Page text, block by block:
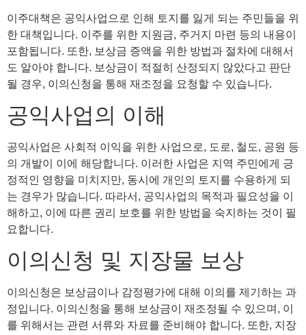
이주대책은 공익사업으로 인해 토지를 잃게 되는 주민들을 위
한 대책입니다. 이주를 위한 지원금, 주거지 마련 등의 내용이
포함됩니다. 또한, 보상금 증액을 위한 방법과 절차에 대해서
도 알아야 합니다. 보상금이 적절히 산정되지 않았다고 판단
될 경우, 이의신청을 통해 재조정을 요청할 수 있습니다.
공익사업의 이해
공익사업은 사회적 이익을 위한 사업으로, 도로, 철도, 공원 등
의 개발이 이에 해당합니다. 이러한 사업은 지역 주민에게 긍
정적인 영향을 미치지만, 동시에 개인의 토지를 수용하게 되
는 경우가 많습니다. 따라서, 공익사업의 목적과 필요성을 이
해하고, 이에 따른 권리 보호를 위한 방법을 숙지하는 것이 필
요합니다.
이의신청 및 지장물 보상
이의신청은 보상금이나 감정평가에 대해 이의를 제기하는 과
정입니다. 이의신청을 통해 보상금이 재조정될 수 있으며, 이
를 위해서는 관련 서류와 자료를 준비해야 합니다. 또한, 지장